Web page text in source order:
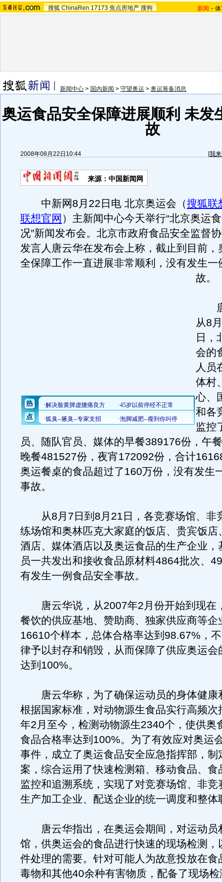
搜狐 ChinaRen 17173 焦点房地产 搜狗 新闻 -
新闻中心 > 国内新闻 > 守望奥运 > 奥运筹备消息
奥运食品安全保障进展顺利 未发
故
2008年08月22日10:44 [我
来源：中国新闻网
中新网8月22日电 北京奥运会（搜狐联
联想官网 ）主新闻中心今天举行“北京奥运
况”新闻发布会。北京市政府食品安全监督
发言人唐云华在发布会上称，截止到目前，
全保障工作一直进展非常顺利，没有发生一
故。
唐
从8
日，
会的
人员
体村
心、
和各
监控
员、随队官员、媒体的早餐389176份，午
晚餐481527份，夜宵172092份，合计
奥运餐桌的食品超过了160万份，没有发生
事故。
从8月7日到8月21日，各竞赛场馆、非
练场馆和奥林匹克大家庭的饭店、贵宾饭店
酒店、媒体酒店以及奥运食品的生产企业，
员一共发出和接收食品原材料4864批次、
有发生一例食品安全事故。
唐云华说，从2007年2月份开始到现在
餐饮的供应基地、赞助商、独家供应商等企
16610个样本，总体合格率达到98.67%，
律予以封存和销毁，从而保障了供应奥运会
达到100%。
唐云华称，为了确保运动员的身体健康
根据国家标准，对动物源生食品实行高频
年2月至今，检测动物源生2340个，使供奥
食品合格率达到100%。为了有效应对奥运
事件，成立了奥运食品安全应急指挥部，制
案，综合运用了快速检测箱、移动食品、食
监控和追溯系统，实现了对竞赛场馆、非竞
生产加工企业、配送企业的统一调度和整体
唐云华指出，在奥运会期间，对运动员
馆，供奥运会的食品进行快速的现场检测，
件处理的需要。针对可能人为故意投放在食
毒物和其他40余种有害物质，配备了现场